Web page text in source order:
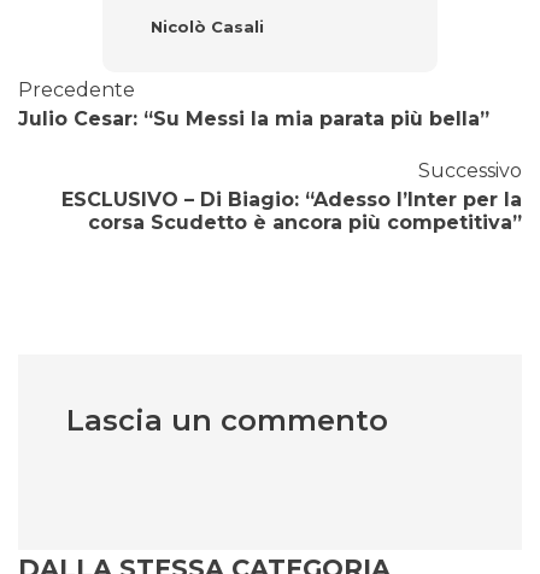
Nicolò Casali
Precedente
Julio Cesar: “Su Messi la mia parata più bella”
Successivo
ESCLUSIVO – Di Biagio: “Adesso l’Inter per la
corsa Scudetto è ancora più competitiva”
Lascia un commento